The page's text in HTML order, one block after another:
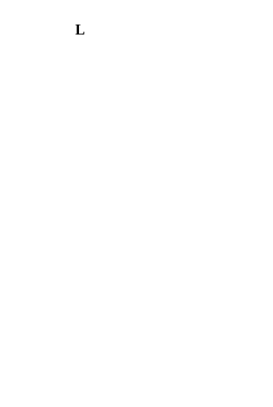
Llunes